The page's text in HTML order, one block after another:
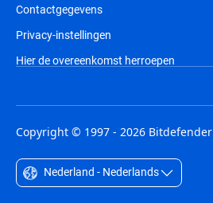
Contactgegevens
Privacy-instellingen
Hier de overeenkomst herroepen
Copyright © 1997 - 2026 Bitdefender
Nederland - Nederlands